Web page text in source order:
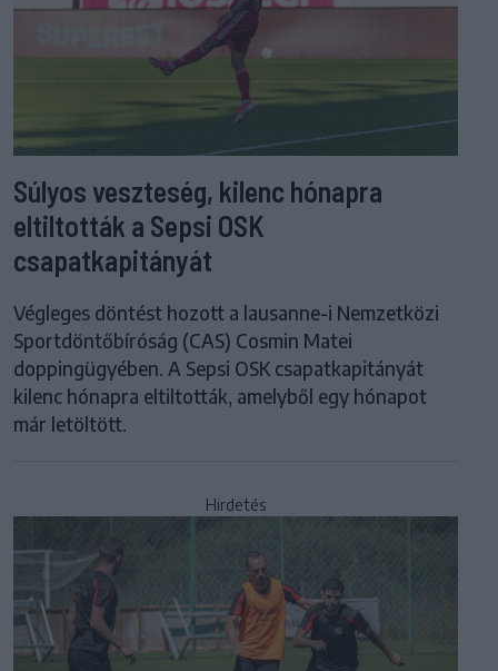
Súlyos veszteség, kilenc hónapra
eltiltották a Sepsi OSK
csapatkapitányát
Végleges döntést hozott a lausanne-i Nemzetközi
Sportdöntőbíróság (CAS) Cosmin Matei
doppingügyében. A Sepsi OSK csapatkapitányát
kilenc hónapra eltiltották, amelyből egy hónapot
már letöltött.
Hirdetés